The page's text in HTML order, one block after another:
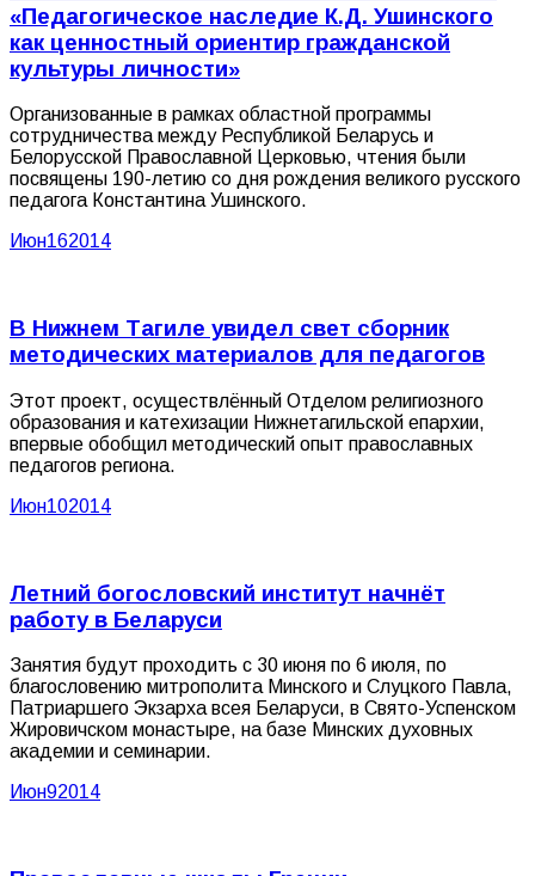
«Педагогическое наследие К.Д. Ушинского
как ценностный ориентир гражданской
культуры личности»
Организованные в рамках областной программы
сотрудничества между Республикой Беларусь и
Белорусской Православной Церковью, чтения были
посвящены 190-летию со дня рождения великого русского
педагога Константина Ушинского.
Июн162014
В Нижнем Тагиле увидел свет сборник
методических материалов для педагогов
Этот проект, осуществлённый Отделом религиозного
образования и катехизации Нижнетагильской епархии,
впервые обобщил методический опыт православных
педагогов региона.
Июн102014
Летний богословский институт начнёт
работу в Беларуси
Занятия будут проходить с 30 июня по 6 июля, по
благословению митрополита Минского и Слуцкого Павла,
Патриаршего Экзарха всея Беларуси, в Свято-Успенском
Жировичском монастыре, на базе Минских духовных
академии и семинарии.
Июн92014